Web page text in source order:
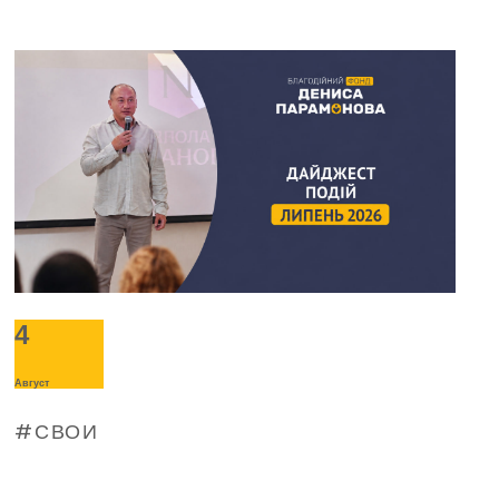
4
Август
СВОИ